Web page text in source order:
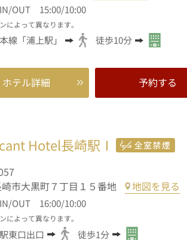
OUT 15:00/10:00
によって異なります。
線「浦上駅」 徒歩10分
ホテル詳細 予約する
Hotel長崎駅Ⅰ
市大黒町７丁目１５番地
地図を見る
OUT 16:00/10:00
によって異なります。
東口出口 徒歩1分